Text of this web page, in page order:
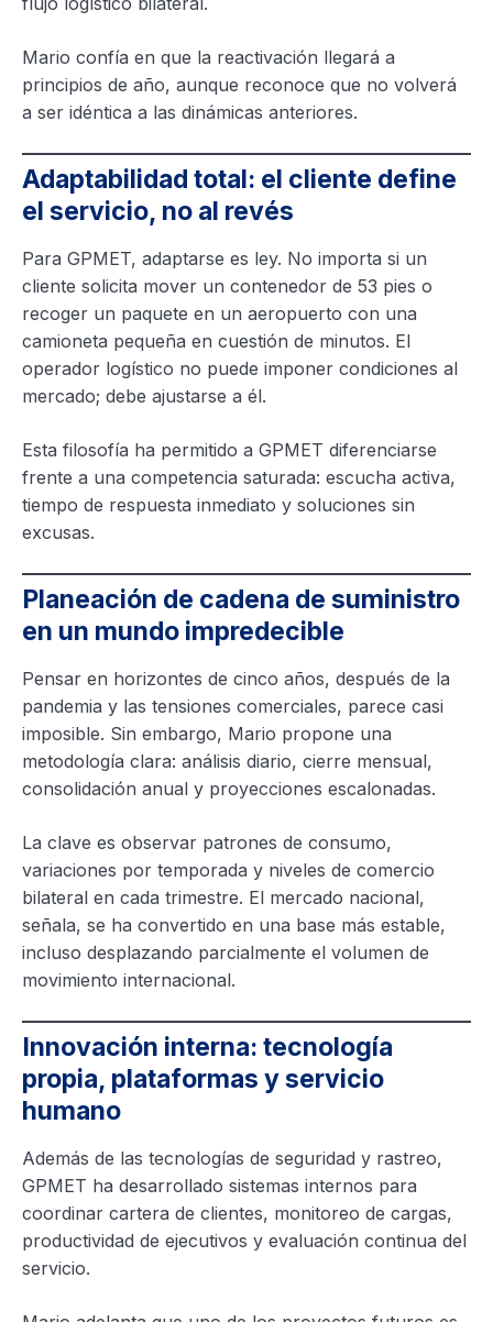
Mario confía en que la reactivación llegará a
principios de año, aunque reconoce que no volverá
a ser idéntica a las dinámicas anteriores.
Adaptabilidad total: el cliente define
el servicio, no al revés
Para GPMET, adaptarse es ley. No importa si un
cliente solicita mover un contenedor de 53 pies o
recoger un paquete en un aeropuerto con una
camioneta pequeña en cuestión de minutos. El
operador logístico no puede imponer condiciones al
mercado; debe ajustarse a él.
Esta filosofía ha permitido a GPMET diferenciarse
frente a una competencia saturada: escucha activa,
tiempo de respuesta inmediato y soluciones sin
excusas.
Planeación de cadena de suministro
en un mundo impredecible
Pensar en horizontes de cinco años, después de la
pandemia y las tensiones comerciales, parece casi
imposible. Sin embargo, Mario propone una
metodología clara: análisis diario, cierre mensual,
consolidación anual y proyecciones escalonadas.
La clave es observar patrones de consumo,
variaciones por temporada y niveles de comercio
bilateral en cada trimestre. El mercado nacional,
señala, se ha convertido en una base más estable,
incluso desplazando parcialmente el volumen de
movimiento internacional.
Innovación interna: tecnología
propia, plataformas y servicio
humano
Además de las tecnologías de seguridad y rastreo,
GPMET ha desarrollado sistemas internos para
coordinar cartera de clientes, monitoreo de cargas,
productividad de ejecutivos y evaluación continua del
servicio.